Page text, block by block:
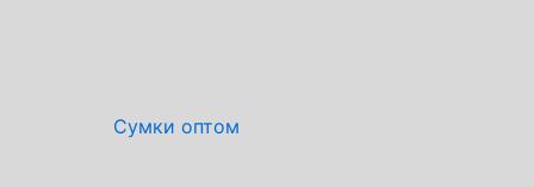
Сумки оптом